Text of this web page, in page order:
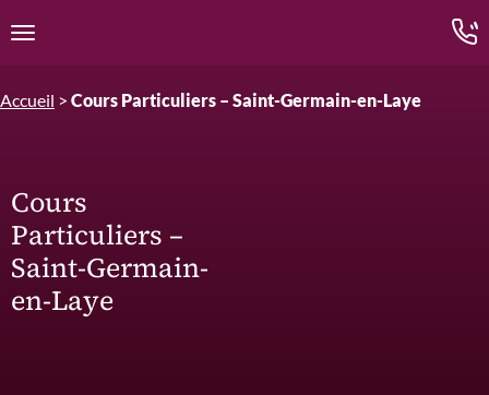
Ouvrir la navigation
Accueil > Cours Particuliers – Saint-Germain-en-Laye
Cours
Particuliers –
Saint-Germain-
en-Laye